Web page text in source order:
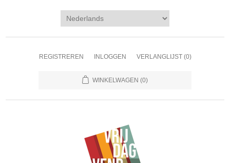
REGISTREREN INLOGGEN VERLANGLIJST (0)
WINKELWAGEN (0)